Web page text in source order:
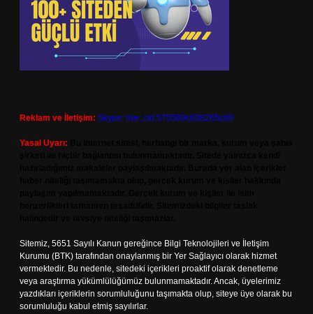
Reklam ve İletişim: Skype: live:.cid.575569c608265c69
Yasal Uyarı:
Sitemiz, 5651 Sayılı Kanun gereğince Bilgi Teknolojileri ve İletişim
Kurumu (BTK) tarafından onaylanmış bir Yer Sağlayıcı olarak hizmet
vermektedir. Bu nedenle, sitedeki içerikleri proaktif olarak denetleme
veya araştırma yükümlülüğümüz bulunmamaktadır. Ancak, üyelerimiz
yazdıkları içeriklerin sorumluluğunu taşımakta olup, siteye üye olarak bu
sorumluluğu kabul etmiş sayılırlar.